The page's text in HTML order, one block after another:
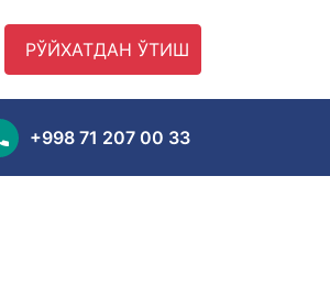
РЎЙХАТДАН ЎТИШ
+998 71 207 00 33